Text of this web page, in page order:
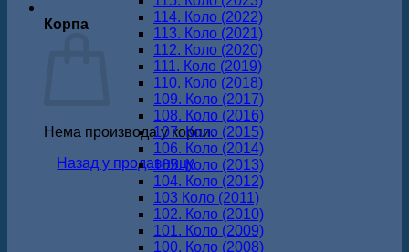
Корпа
Нема производа у корпи.
Назад у продавницу
114. Коло (2022)
113. Коло (2021)
112. Коло (2020)
111. Коло (2019)
110. Коло (2018)
109. Коло (2017)
108. Коло (2016)
107. Коло (2015)
106. Коло (2014)
105. Коло (2013)
104. Коло (2012)
103 Коло (2011)
102. Коло (2010)
101. Коло (2009)
100. Коло (2008)